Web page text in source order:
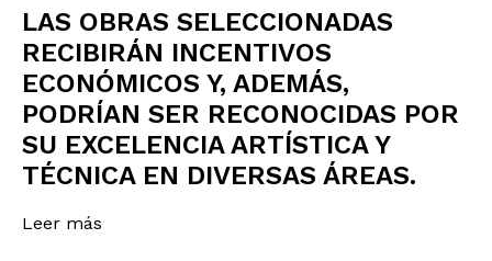
LAS OBRAS SELECCIONADAS
RECIBIRÁN INCENTIVOS
ECONÓMICOS Y, ADEMÁS,
PODRÍAN SER RECONOCIDAS POR
SU EXCELENCIA ARTÍSTICA Y
TÉCNICA EN DIVERSAS ÁREAS.
Leer más